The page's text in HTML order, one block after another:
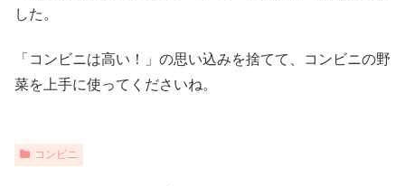
した。
「コンビニは高い！」の思い込みを捨てて、コンビニの野
菜を上手に使ってくださいね。
コンビニ